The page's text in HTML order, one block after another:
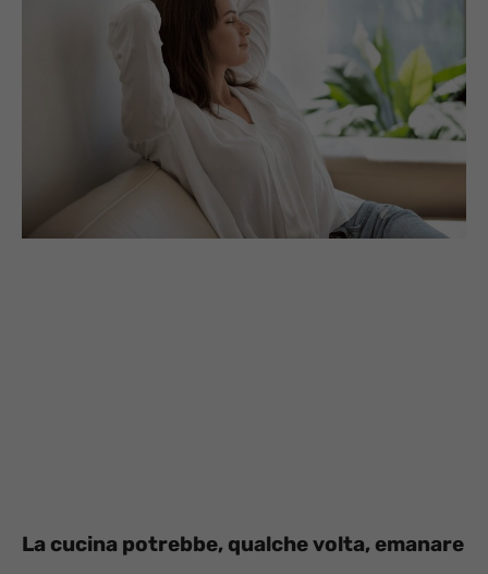
La cucina potrebbe, qualche volta, emanare